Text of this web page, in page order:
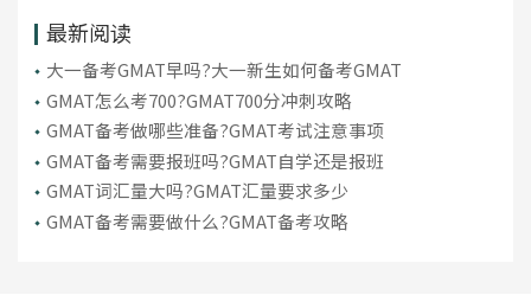
最新阅读
大一备考GMAT早吗?大一新生如何备考GMAT
GMAT怎么考700?GMAT700分冲刺攻略
GMAT备考做哪些准备?GMAT考试注意事项
GMAT备考需要报班吗?GMAT自学还是报班
GMAT词汇量大吗?GMAT汇量要求多少
GMAT备考需要做什么?GMAT备考攻略